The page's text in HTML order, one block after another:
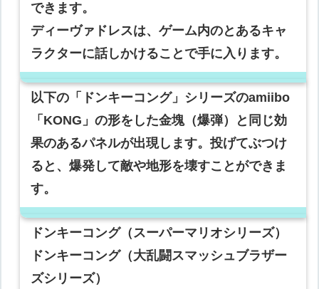
できます。
ディーヴァドレスは、ゲーム内のとあるキャ
ラクターに話しかけることで手に入ります。
以下の「ドンキーコング」シリーズのamiibo
「KONG」の形をした金塊（爆弾）と同じ効
果のあるパネルが出現します。投げてぶつけ
ると、爆発して敵や地形を壊すことができま
す。
ドンキーコング（スーパーマリオシリーズ）
ドンキーコング（大乱闘スマッシュブラザー
ズシリーズ）